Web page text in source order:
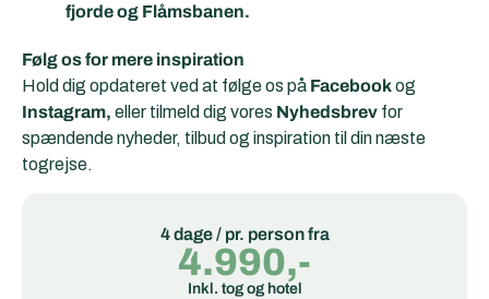
fjorde og Flåmsbanen.
Følg os for mere inspiration
Hold dig opdateret ved at følge os på Facebookog
Instagram, eller tilmeld dig vores Nyhedsbrev for
spændende nyheder, tilbud og inspiration til din næste
togrejse.
4 dage / pr. person fra
4.990,-
Inkl. tog og hotel